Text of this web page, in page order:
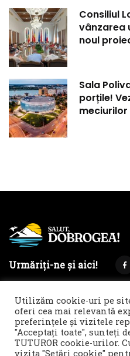
Consiliul
vânzarea
noul
Sala
porțile!
meciurilor
Urmăriți-ne și aici!
Termeni și condiții
Politica de
Noi îți facem reclamă!
Utilizăm cookie-uri pe
oferi cea mai relevantă
preferințele și vizitele
"Acceptați toate", sunteți
TUTUROR cookie-urilor.
vizita "Setări cookie"